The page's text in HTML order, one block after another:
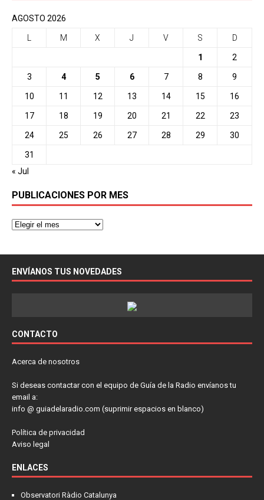
AGOSTO 2026
M X J V S D
1 2
3 4 5 6 7 8 9
10 11 12 13 14 15 16
17 18 19 20 21 22 23
24 25 26 27 28 29 30
31
« Jul
PUBLICACIONES POR MES
ENVÍANOS TUS NOVEDADES
CONTACTO
Acerca de nosotros
Si deseas contactar con el equipo de Guía de la Radio envíanos tu
email a:
info @ guiadelaradio.com (suprimir espacios en blanco)
Política de privacidad
Aviso legal
ENLACES
Observatori Ràdio Catalunya